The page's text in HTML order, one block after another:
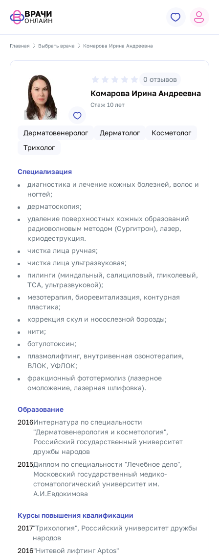
ВРАЧИ
ОНЛАЙН
Главная Выбрать врача Комарова Ирина Андреевна
0 отзывов
Комарова Ирина Андреевна
Стаж 10 лет
Дерматовенеролог Дерматолог
Косметолог
Трихолог
Специализация
диагностика и лечение кожных болезней, волос и
ногтей;
дерматоскопия;
удаление поверхностных кожных образований
радиоволновым методом (Сургитрон), лазер,
криодеструкция.
чистка лица ручная;
чистка лица ультразвуковая;
пилинги (миндальный, салициловый, гликолевый,
ТСА, ультразвуковой);
мезотерапия, биоревитализация, контурная
пластика;
коррекция скул и носослезной борозды;
нити;
ботулотоксин;
плазмолифтинг, внутривенная озонотерапия,
ВЛОК, УФЛОК;
фракционный фототермолиз (лазерное
омоложение, лазерная шлифовка).
Образование
2016Интернатура по специальности
"Дерматовенерология и косметология",
Российский государственный университет
дружбы народов
2015Диплом по специальности "Лечебное дело",
Московский государственный медико-
стоматологический университет им.
А.И.Евдокимова
Курсы повышения квалификации
2017"Трихология", Российский университет дружбы
народов
2016"Нитевой лифтинг Aptos"